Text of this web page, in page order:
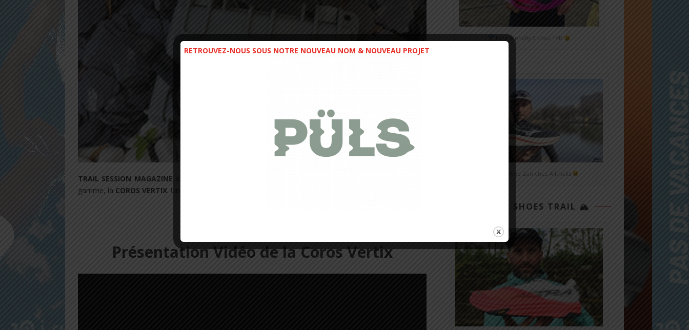
TRAIL SESSION MAGAZINE
gamme, la COROS VERTIX. Une montre bluffante à plus d’un titre…
Présentation Vidéo de la Coros Vertix
Nike Alphafly 3 chez T4R
Mizuno Neo Zen chez Alltricks
TOP 3 SHOES TRAIL 🏔
RETROUVEZ-NOUS SOUS NOTRE NOUVEAU NOM & NOUVEAU PROJET